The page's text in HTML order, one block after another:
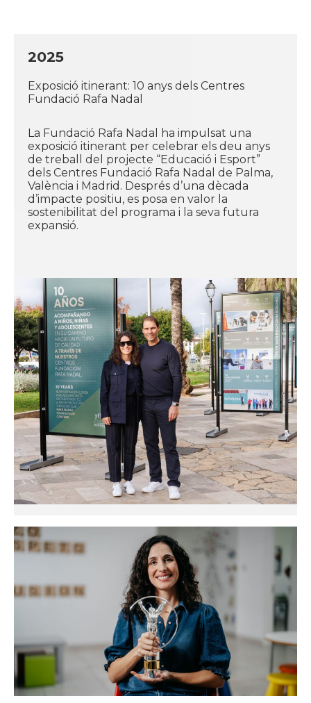
2025
Exposició itinerant: 10 anys dels Centres
Fundació Rafa Nadal
La Fundació Rafa Nadal ha impulsat una
exposició itinerant per celebrar els deu anys
de treball del projecte “Educació i Esport”
dels Centres Fundació Rafa Nadal de Palma,
València i Madrid. Després d’una dècada
d’impacte positiu, es posa en valor la
sostenibilitat del programa i la seva futura
expansió.